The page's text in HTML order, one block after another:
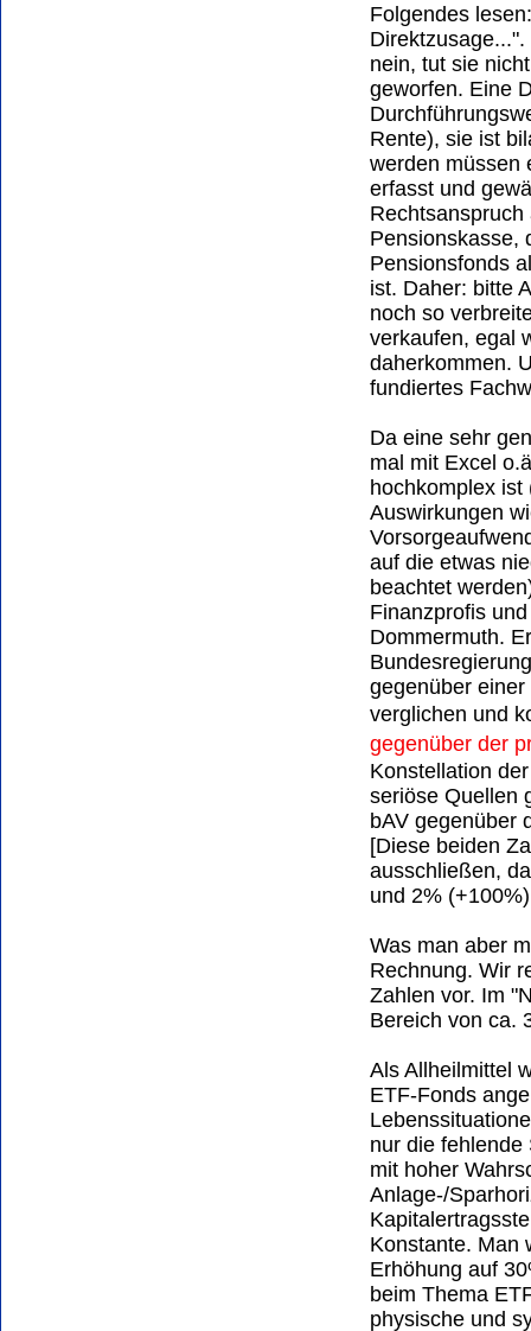
Folgendes
nein, tut sie
geworfen. Eine
Rente), sie ist
werden müssen
erfasst und
Pensionskasse,
Pensionsfonds
ist. Daher: bitte
noch so
verkaufen, egal
daherkommen.
fundiertes
Da eine sehr
mal mit Excel
hochkomplex
Auswirkungen
auf die etwas
beachtet
Finanzprofis
Dommermuth.
gegenüber
verglichen und
gegenüber der
Konstellation
seriöse Quellen
bAV gegenüber
[Diese beiden
ausschließen,
und 2%
Was man aber
Rechnung. Wir
Zahlen vor. Im
Bereich von ca.
Als Allheilmittel
ETF-Fonds
nur die fehlende
mit hoher
Anlage-/
Konstante. Man
Erhöhung auf
beim Thema
physische und